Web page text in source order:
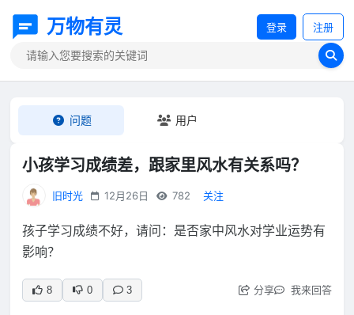
万物有灵 登录 注册
问题 用户
小孩学习成绩差，跟家里风水有关系吗？
旧时光 12月26日 782 关注
孩子学习成绩不好，请问：是否家中风水对学业运势有
影响？
8 0 3 分享 我来回答